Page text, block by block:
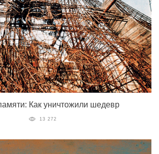
Как уничтожили шедевр
13 272